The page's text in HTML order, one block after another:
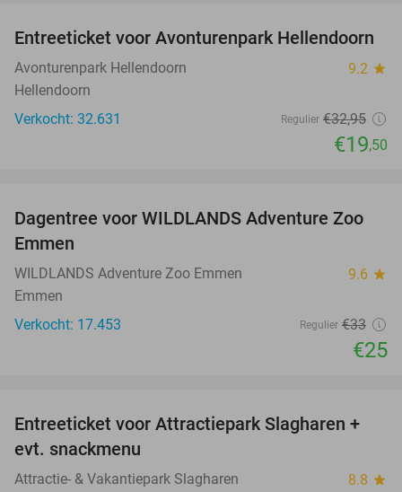
41%
Entreeticket voor Avonturenpark Hellendoorn
Avonturenpark Hellendoorn 9.2 star
Hellendoorn
Verkocht: 32.631
Regulier €32,95
€19,50
24%
Dagentree voor WILDLANDS Adventure Zoo
Emmen
WILDLANDS Adventure Zoo Emmen 9.6 star
Emmen
Verkocht: 17.453
Regulier €33
€25
41%
Entreeticket voor Attractiepark Slagharen +
evt. snackmenu
Attractie- & Vakantiepark Slagharen 8.8 star